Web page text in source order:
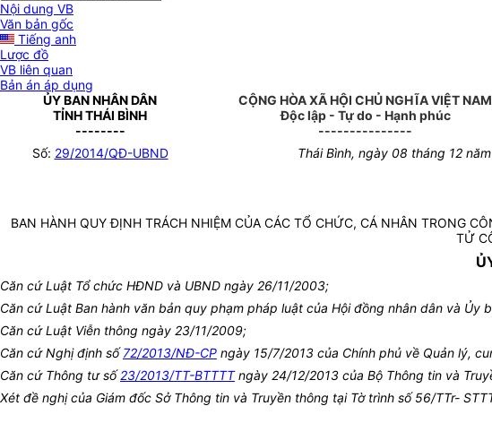
Nội dung VB
Văn bản gốc
Tiếng anh
Lược đồ
VB liên quan
Bản án áp dụng
ỦY BAN NHÂN DÂN
TỈNH THÁI BÌNH
--------
CỘNG HÒA XÃ HỘI CHỦ NGHĨA VIỆT NAM
Độc lập - Tự do - Hạnh phúc
---------------
Số: 29/2014/QĐ-UBND Thái Bình, ngày 08 tháng 12
BAN HÀNH QUY ĐỊNH TRÁCH NHIỆM CỦA CÁC TỔ CHỨC, CÁ NHÂN TRONG
TỬ
Căn cứ Luật Tổ chức HĐND và UBND ngày 26/11/2003;
Căn cứ Luật Ban hành văn bản quy phạm pháp luật của Hội đồng nhân dân và Ủy
Căn cứ Luật Viễn thông ngày 23/11/2009;
Căn cứ Nghị định số72/2013/NĐ-CP ngày 15/7/2013 của Chính phủ về Quản lý,
Căn cứ Thông tư số23/2013/TT-BTTTTngày 24/12/2013 của Bộ Thông tin và
Xét đề nghị của Giám đốc Sở Thông tin và Truyền thông tại Tờ trình số 56/TTr-